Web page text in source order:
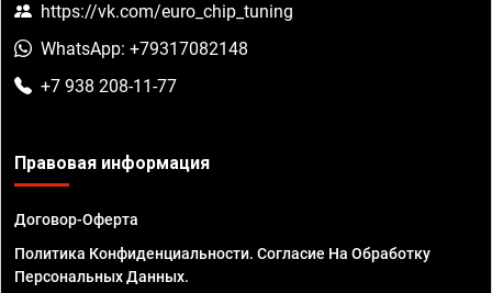
https://vk.com/euro_chip_tuning
WhatsApp: +79317082148
+7 938 208-11-77
Правовая информация
Договор-Оферта
Политика Конфиденциальности. Согласие На Обработку
Персональных Данных.